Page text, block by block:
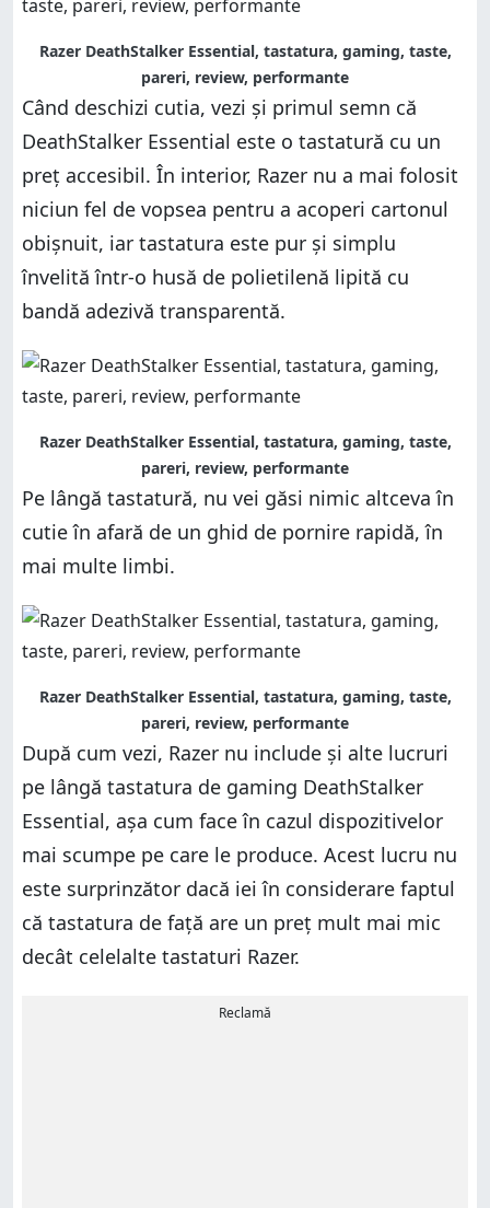
Razer DeathStalker Essential, tastatura, gaming, taste,
pareri, review, performante
Când deschizi cutia, vezi și primul semn că
DeathStalker Essential este o tastatură cu un
preț accesibil. În interior, Razer nu a mai folosit
niciun fel de vopsea pentru a acoperi cartonul
obișnuit, iar tastatura este pur și simplu
învelită într-o husă de polietilenă lipită cu
bandă adezivă transparentă.
Razer DeathStalker Essential, tastatura, gaming, taste,
pareri, review, performante
Pe lângă tastatură, nu vei găsi nimic altceva în
cutie în afară de un ghid de pornire rapidă, în
mai multe limbi.
Razer DeathStalker Essential, tastatura, gaming, taste,
pareri, review, performante
După cum vezi, Razer nu include și alte lucruri
pe lângă tastatura de gaming DeathStalker
Essential, așa cum face în cazul dispozitivelor
mai scumpe pe care le produce. Acest lucru nu
este surprinzător dacă iei în considerare faptul
că tastatura de față are un preț mult mai mic
decât celelalte tastaturi Razer.
Reclamă